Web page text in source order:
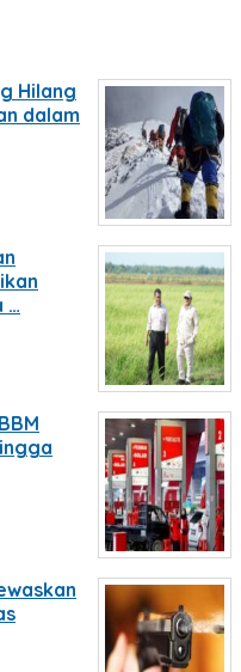
Hilang
dalam
…